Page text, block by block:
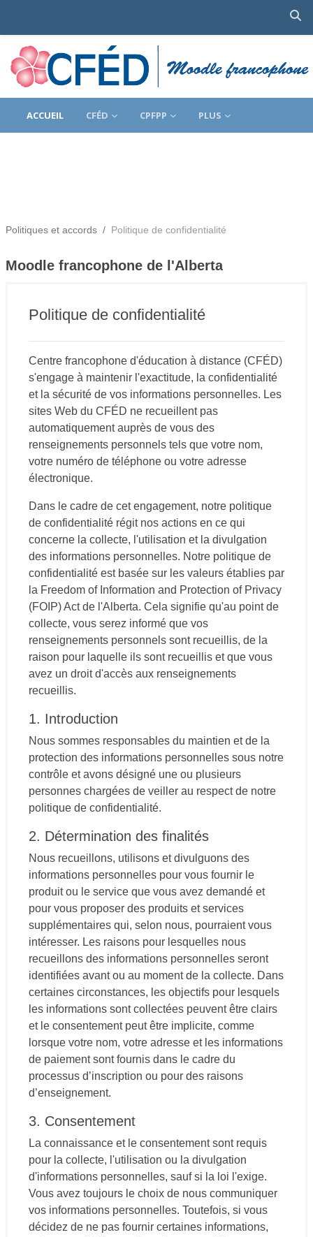
ACCUEIL CFÉD CPFPP PLUS
Politiques et accords Politique de confidentialité
Moodle francophone de l'Alberta
Politique de confidentialité
Centre francophone d'éducation à distance (CFÉD)
s'engage à maintenir l'exactitude, la confidentialité
et la sécurité de vos informations personnelles. Les
sites Web du CFÉD ne recueillent pas
automatiquement auprès de vous des
renseignements personnels tels que votre nom,
votre numéro de téléphone ou votre adresse
électronique.
Dans le cadre de cet engagement, notre politique
de confidentialité régit nos actions en ce qui
concerne la collecte, l'utilisation et la divulgation
des informations personnelles. Notre politique de
confidentialité est basée sur les valeurs établies par
la Freedom of Information and Protection of Privacy
(FOIP) Act de l'Alberta. Cela signifie qu'au point de
collecte, vous serez informé que vos
renseignements personnels sont recueillis, de la
raison pour laquelle ils sont recueillis et que vous
avez un droit d'accès aux renseignements
recueillis.
1. Introduction
Nous sommes responsables du maintien et de la
protection des informations personnelles sous notre
contrôle et avons désigné une ou plusieurs
personnes chargées de veiller au respect de notre
politique de confidentialité.
2. Détermination des finalités
Nous recueillons, utilisons et divulguons des
informations personnelles pour vous fournir le
produit ou le service que vous avez demandé et
pour vous proposer des produits et services
supplémentaires qui, selon nous, pourraient vous
intéresser. Les raisons pour lesquelles nous
recueillons des informations personnelles seront
identifiées avant ou au moment de la collecte. Dans
certaines circonstances, les objectifs pour lesquels
les informations sont collectées peuvent être clairs
et le consentement peut être implicite, comme
lorsque votre nom, votre adresse et les informations
de paiement sont fournis dans le cadre du
processus d’inscription ou pour des raisons
d’enseignement.
3. Consentement
La connaissance et le consentement sont requis
pour la collecte, l'utilisation ou la divulgation
d'informations personnelles, sauf si la loi l'exige.
Vous avez toujours le choix de nous communiquer
vos informations personnelles. Toutefois, si vous
décidez de ne pas fournir certaines informations,